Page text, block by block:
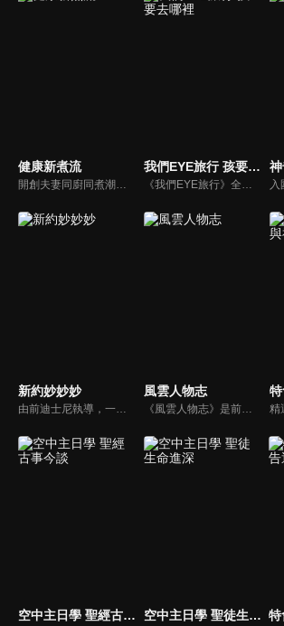
健康新煮流
開創夫妻同廚同煮潮流的KC夫婦，繼《健康醫食代》後，走出攝影棚，帶大家全台走透透，發掘上帝賞賜的美味食材，內容融合新加坡南洋風和客家純樸味，加上台灣獨特的閩南風情，互相激盪交織出的火花，打造出獨一無二的美食節目。
我們EYE旅行 孩要去哪裡
《我們EYE旅行》全新單元「孩要去哪裡」除了介紹適合親子同遊的景點外，並結合社會關懷，強調家庭的溫暖與愛的感動，期盼透過旅遊為弱勢孩童創造美好回憶，一圓他們的夢想。
新約妙妙妙
由前迪士尼執導，一部傳述耶穌生平與門徒故事的動畫系列影片。故事背景均在兩千年前，雖然年代久遠，但是人類對生命的詮釋與內在真正的基本需求，卻始終未曾改變。人物性格、劇情、遭遇等情境雖然與今日景況相異，但是故事背後同樣都有一個亙古不移的共同主題－愛，以及關於愛的圓滿落實。
風雲人物志
《風雲人物志》是前迪士尼導演執導的名人故事系列，讓孩子從世界名人身上學會堅持夢想、永不放棄。透過每一集完整介紹，不但可以幫助小朋友看見這些名人在各領域如何奉獻一生、造福人群，還能激勵他們效法美好的品德，進一步啟發他們對傳記文學的閱讀興趣。
空中主日學 聖經古事今談 空中主日學 聖徒生命進深